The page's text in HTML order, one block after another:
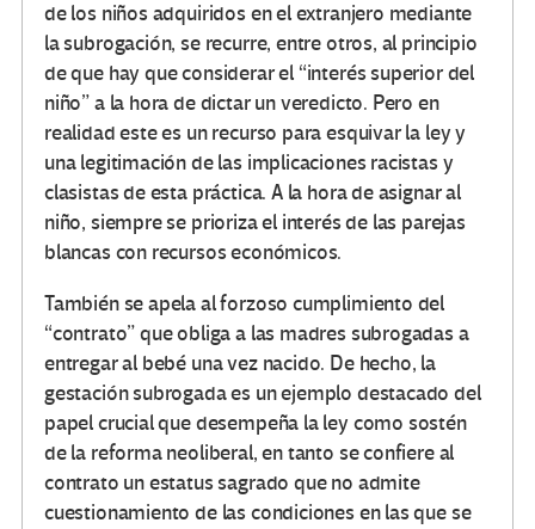
de los niños adquiridos en el extranjero mediante
la subrogación, se recurre, entre otros, al principio
de que hay que considerar el “interés superior del
niño” a la hora de dictar un veredicto. Pero en
realidad este es un recurso para esquivar la ley y
una legitimación de las implicaciones racistas y
clasistas de esta práctica. A la hora de asignar al
niño, siempre se prioriza el interés de las parejas
blancas con recursos económicos.
También se apela al forzoso cumplimiento del
“contrato” que obliga a las madres subrogadas a
entregar al bebé una vez nacido. De hecho, la
gestación subrogada es un ejemplo destacado del
papel crucial que desempeña la ley como sostén
de la reforma neoliberal, en tanto se confiere al
contrato un estatus sagrado que no admite
cuestionamiento de las condiciones en las que se